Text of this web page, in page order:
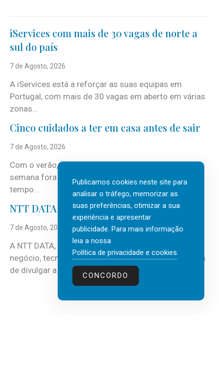
iServices com mais de 30 vagas de norte a
sul do país
7 de Agosto, 2026
A iServices está a reforçar as suas equipas em
Portugal, com mais de 30 vagas em aberto em várias
zonas...
Cinco cuidados a ter em casa antes de sair
7 de Agosto, 2026
Com o verão, chegam também as férias, os fins-de-
semana fora e os dias em que a casa fica mais
tempo...
NTT DATA Insurtech Global Outlook 2026
7 de Agosto, 2026
A NTT DATA, consultora global em serviços de
negócio, tecnologia e inteligência artificial (IA), acaba
de divulgar a mais recente...
Publicamos cookies neste site para
analisar o tráfego, memorizar as
suas preferências, otimizar a sua
experiência e apresentar
publicidade. Para mais informação
leia a nossa
Política de privacidade e cookies.
CONCORDO